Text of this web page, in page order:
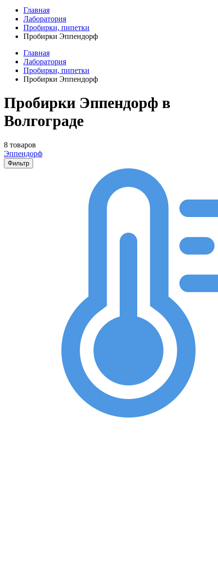
Главная
Лаборатория
Пробирки, пипетки
Пробирки Эппендорф
Главная
Лаборатория
Пробирки, пипетки
Пробирки Эппендорф
Пробирки Эппендорф в
Волгограде
8 товаров
Эппендорф
Фильтр